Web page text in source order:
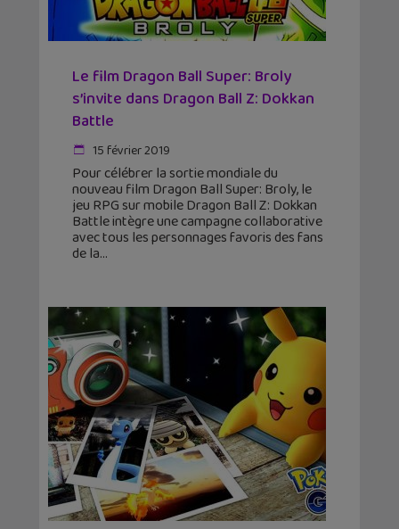
Le film Dragon Ball Super: Broly
s’invite dans Dragon Ball Z: Dokkan
Battle
15 février 2019
Pour célébrer la sortie mondiale du
nouveau film Dragon Ball Super: Broly, le
jeu RPG sur mobile Dragon Ball Z: Dokkan
Battle intègre une campagne collaborative
avec tous les personnages favoris des fans
de la